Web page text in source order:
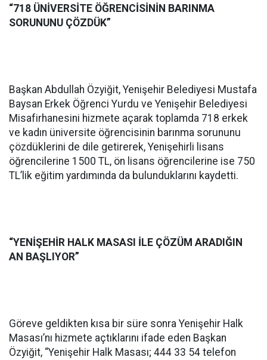
“718 ÜNİVERSİTE ÖĞRENCİSİNİN BARINMA
SORUNUNU ÇÖZDÜK”
Başkan Abdullah Özyiğit, Yenişehir Belediyesi Mustafa
Baysan Erkek Öğrenci Yurdu ve Yenişehir Belediyesi
Misafirhanesini hizmete açarak toplamda 718 erkek
ve kadın üniversite öğrencisinin barınma sorununu
çözdüklerini de dile getirerek, Yenişehirli lisans
öğrencilerine 1500 TL, ön lisans öğrencilerine ise 750
TL’lik eğitim yardımında da bulunduklarını kaydetti.
“YENİŞEHİR HALK MASASI İLE ÇÖZÜM ARADIĞIN
AN BAŞLIYOR”
Göreve geldikten kısa bir süre sonra Yenişehir Halk
Masası’nı hizmete açtıklarını ifade eden Başkan
Özyiğit, “Yenişehir Halk Masası; 444 33 54 telefon